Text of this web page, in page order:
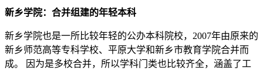
新乡学院：合并组建的年轻本科
新乡学院也是一所比较年轻的公办本科院校，2007年由原来的
新乡师范高等专科学校、平原大学和新乡市教育学院合并而
成。 因为是多校合并，所以学科门类也比较齐全，涵盖了工